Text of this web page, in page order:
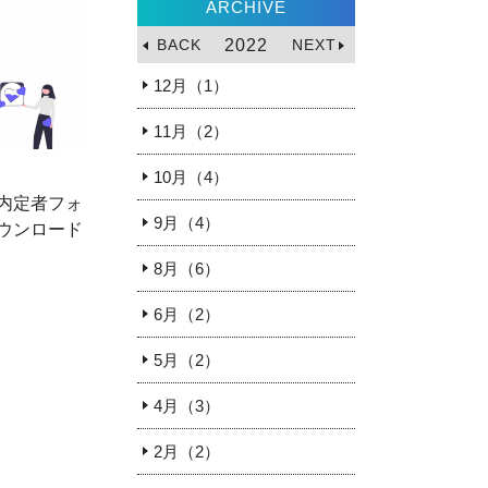
定者フォ
ンロード
ARCHIVE
BACK 2022 NEXT
12月（1）
11月（2）
10月（4）
9月（4）
8月（6）
6月（2）
5月（2）
4月（3）
2月（2）